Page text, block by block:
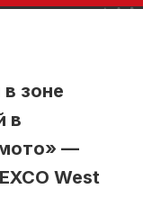
зоне
в
—
West